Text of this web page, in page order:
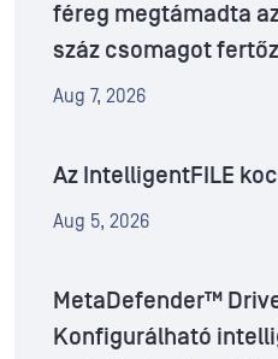
féreg megtámadta
száz csomagot
Aug 7, 2026
Az IntelligentFILE
Aug 5, 2026
MetaDefender™
Konfigurálható